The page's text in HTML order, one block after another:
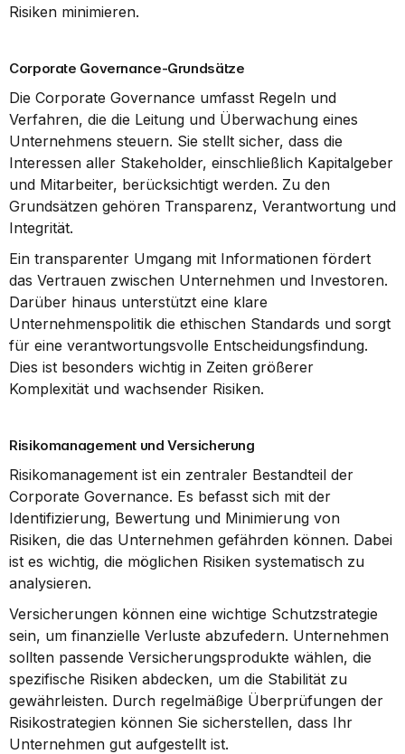
Risiken minimieren.
Corporate Governance-Grundsätze
Die Corporate Governance umfasst Regeln und
Verfahren, die die Leitung und Überwachung eines
Unternehmens steuern. Sie stellt sicher, dass die
Interessen aller Stakeholder, einschließlich Kapitalgeber
und Mitarbeiter, berücksichtigt werden. Zu den
Grundsätzen gehören Transparenz, Verantwortung und
Integrität.
Ein transparenter Umgang mit Informationen fördert
das Vertrauen zwischen Unternehmen und Investoren.
Darüber hinaus unterstützt eine klare
Unternehmenspolitik die ethischen Standards und sorgt
für eine verantwortungsvolle Entscheidungsfindung.
Dies ist besonders wichtig in Zeiten größerer
Komplexität und wachsender Risiken.
Risikomanagement und Versicherung
Risikomanagement ist ein zentraler Bestandteil der
Corporate Governance. Es befasst sich mit der
Identifizierung, Bewertung und Minimierung von
Risiken, die das Unternehmen gefährden können. Dabei
ist es wichtig, die möglichen Risiken systematisch zu
analysieren.
Versicherungen können eine wichtige Schutzstrategie
sein, um finanzielle Verluste abzufedern. Unternehmen
sollten passende Versicherungsprodukte wählen, die
spezifische Risiken abdecken, um die Stabilität zu
gewährleisten. Durch regelmäßige Überprüfungen der
Risikostrategien können Sie sicherstellen, dass Ihr
Unternehmen gut aufgestellt ist.